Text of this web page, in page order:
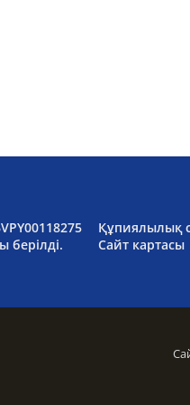
берілді.
Құпиялылық
Сайт картасы